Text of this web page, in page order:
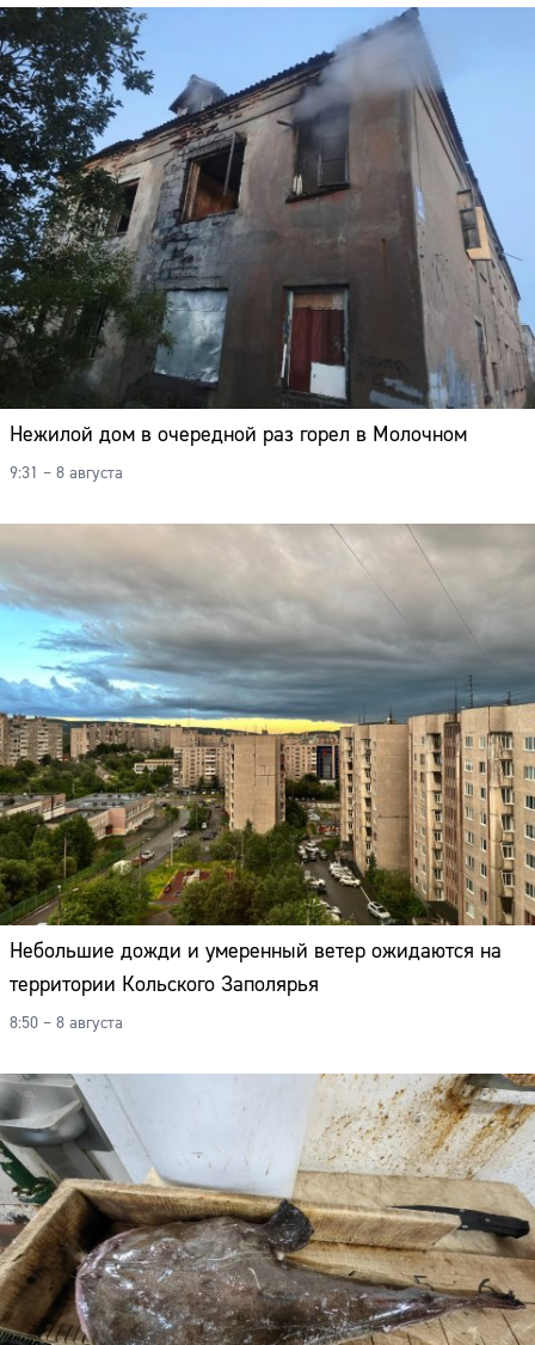
Нежилой дом в очередной раз горел в Молочном
9:31 – 8 августа
Небольшие дожди и умеренный ветер ожидаются на
территории Кольского Заполярья
8:50 – 8 августа